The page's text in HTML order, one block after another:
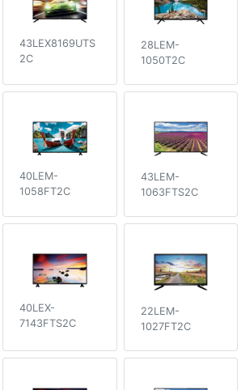
43LEX8169UTS
2C
28LEM-
1050T2C
40LEM-
1058FT2C
43LEM-
1063FTS2C
40LEX-
7143FTS2C
22LEM-
1027FT2C